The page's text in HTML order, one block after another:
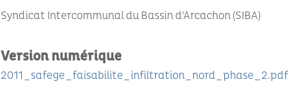
Syndicat Intercommunal du Bassin d'Arcachon (SIBA)
Version numérique
2011_safege_faisabilite_infiltration_nord_phase_2.pdf